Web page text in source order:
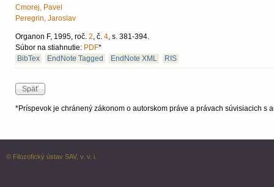
Cmorej, Pavel
Peregrin, Jaroslav
Organon F, 1995, roč. 2, č. 4, s. 381-394.
Súbor na stiahnutie: PDF*
BibTex
EndNote Tagged EndNote XML RIS
*Príspevok je chránený zákonom o autorskom práve a právach súvisiacich s
© Filozofický ústav SAV, v. v. i.